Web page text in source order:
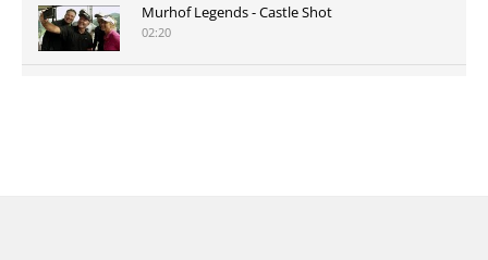
Murhof Legends - Castle Shot
02:20